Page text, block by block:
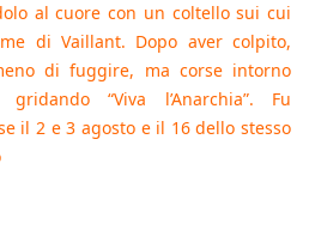
al cuore con un coltello sui cui
di Vaillant. Dopo aver colpito,
di fuggire, ma corse intorno
“Viva l’Anarchia”. Fu
il 2 e 3 agosto e il 16 dello stesso